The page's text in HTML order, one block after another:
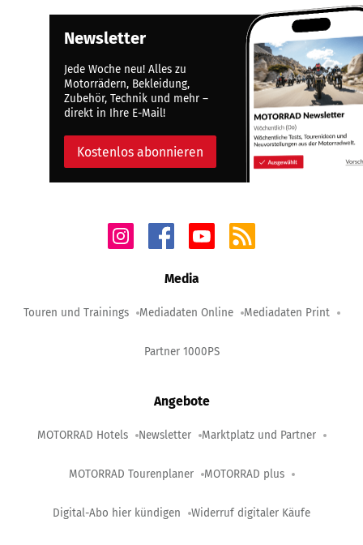
Newsletter
Jede Woche neu! Alles zu
Motorrädern, Bekleidung,
Zubehör, Technik und mehr –
direkt in Ihre E-Mail!
Kostenlos abonnieren
Media
Touren und Trainings Mediadaten Online Mediadaten Print
Partner 1000PS
Angebote
MOTORRAD Hotels Newsletter Marktplatz und Partner
MOTORRAD Tourenplaner MOTORRAD plus
Digital-Abo hier kündigen Widerruf digitaler Käufe